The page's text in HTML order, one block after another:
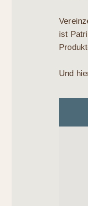
ist
Und